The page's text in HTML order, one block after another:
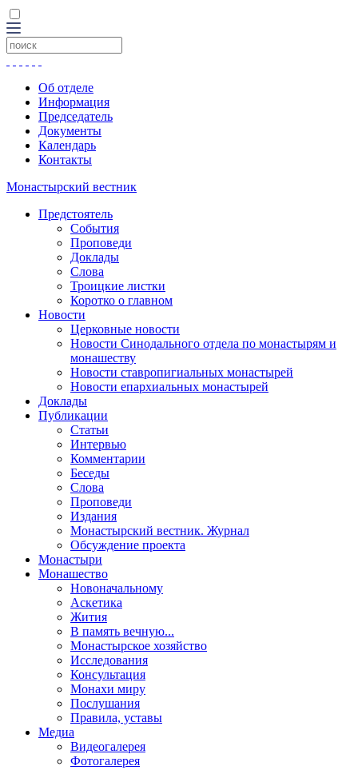
Об отделе
Информация
Председатель
Документы
Календарь
Контакты
Монастырский вестник
Предстоятель
События
Проповеди
Доклады
Слова
Троицкие листки
Коротко о главном
Новости
Церковные новости
Новости Синодального отдела по монастырям и
монашеству
Новости ставропигиальных монастырей
Новости епархиальных монастырей
Доклады
Публикации
Статьи
Интервью
Комментарии
Беседы
Слова
Проповеди
Издания
Монастырский вестник. Журнал
Обсуждение проекта
Монастыри
Монашество
Новоначальному
Аскетика
Жития
В память вечную...
Монастырское хозяйство
Исследования
Консультация
Монахи миру
Послушания
Правила, уставы
Медиа
Видеогалерея
Фотогалерея